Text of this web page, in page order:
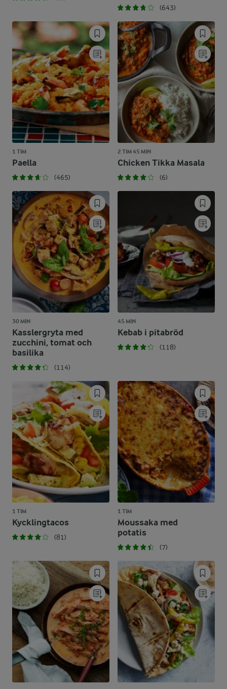
(643)
1 TIM
Paella
(465)
2 TIM 45 MIN
Chicken Tikka Masala
(6)
30 MIN
Kasslergryta med
zucchini, tomat och
basilika
(114)
45 MIN
Kebab i pitabröd
(118)
1 TIM
Kycklingtacos
(81)
1 TIM
Moussaka med
potatis
(7)